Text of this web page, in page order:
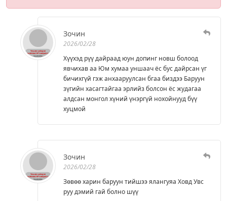
Зочин
2026/02/28
Хүүхэд рүү дайраад юун допинг новш болоод
явчихав аа Юм хумаа уншаач ёс бус дайрсан үг
бичихгүй гэж анхааруулсан бгаа биздээ Баруун
зүгийн хасагтайгаа эрлийз болсон ёс жудагаа
алдсан монгол хүний үнэргүй нохойнууд бүү
хуцмой
Зочин
2026/02/28
Зөвөө харин баруун тийшээ ялангуяа Ховд Увс
руу дэмий гай болно шүү